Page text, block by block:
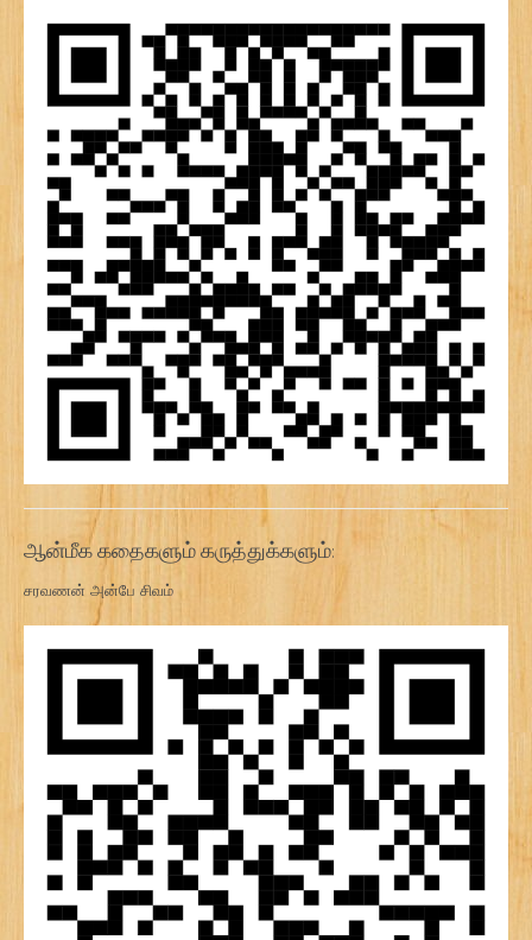
ஆன்மீக கதைகளும் கருத்துக்களும்:
சரவணன் அன்பே சிவம்